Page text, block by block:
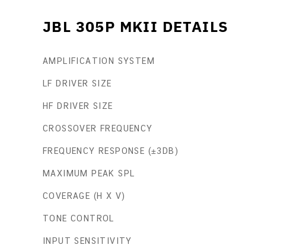
JBL 305P MKII DETAILS
AMPLIFICATION SYSTEM
LF DRIVER SIZE
HF DRIVER SIZE
CROSSOVER FREQUENCY
FREQUENCY RESPONSE (±3DB)
MAXIMUM PEAK SPL
COVERAGE (H X V)
TONE CONTROL
INPUT SENSITIVITY